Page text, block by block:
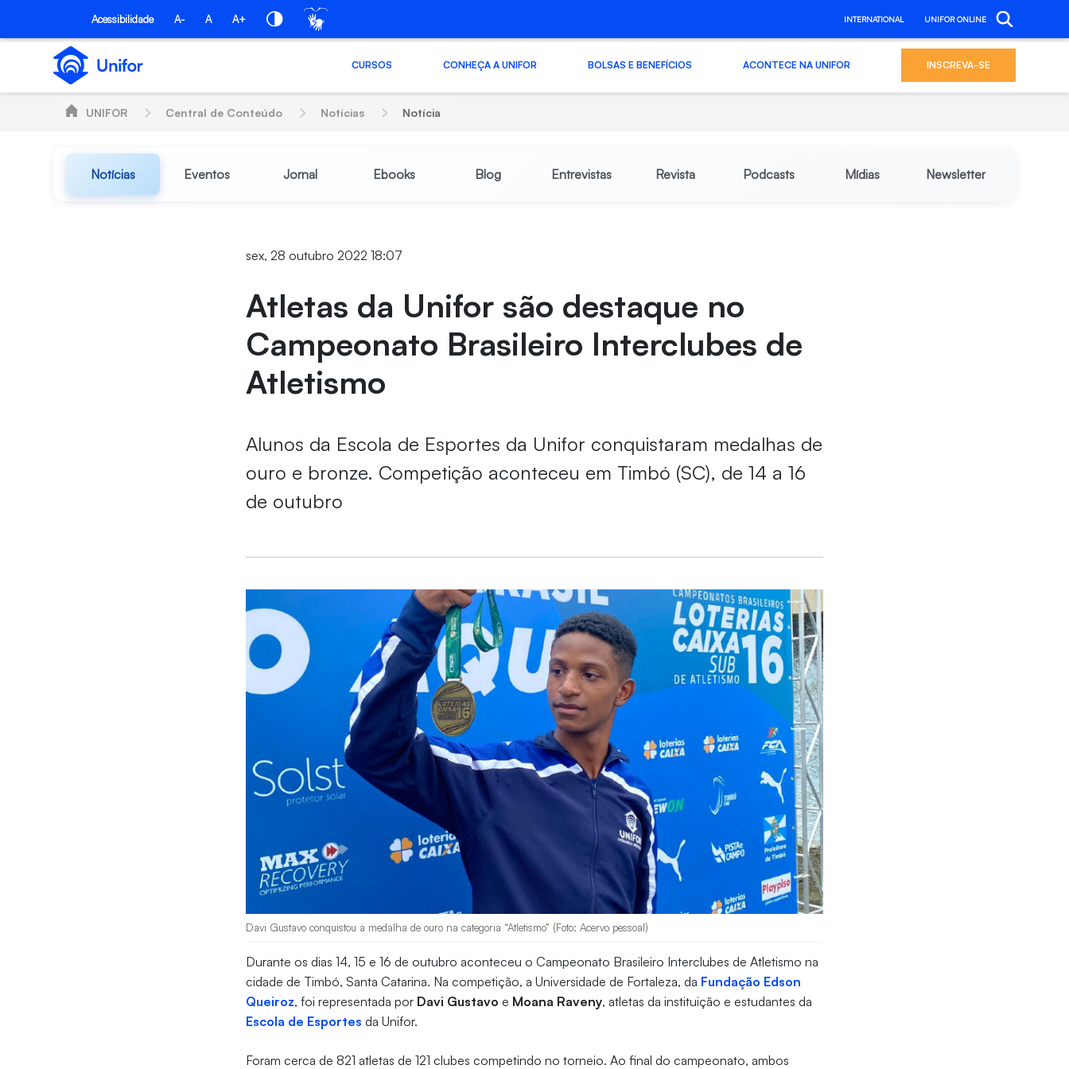
Pular para o Conteúdo principal
Acessibilidade A- A A+ INTERNATIONAL UNIFOR ONLINE
CURSOS CONHEÇA A UNIFOR BOLSAS E BENEFÍCIOS ACONTECE NA UNIFOR INSCREVA-SE
UNIFOR Central de Conteúdo Notícias Notícia
Notícias Eventos Jornal Ebooks Blog Entrevistas Revista Podcasts Mídias Newsletter
sex, 28 outubro 2022 18:07
Atletas da Unifor são destaque no
Campeonato Brasileiro Interclubes de
Atletismo
Alunos da Escola de Esportes da Unifor conquistaram medalhas de
ouro e bronze. Competição aconteceu em Timbó (SC), de 14 a 16
de outubro
Davi Gustavo conquistou a medalha de ouro na categoria “Atletismo” (Foto: Acervo pessoal)
Durante os dias 14, 15 e 16 de outubro aconteceu o Campeonato Brasileiro Interclubes de Atletismo na
cidade de Timbó, Santa Catarina. Na competição, a Universidade de Fortaleza, da Fundação Edson
Queiroz, foi representada por Davi Gustavo e Moana Raveny, atletas da instituição e estudantes da
Escola de Esportes da Unifor.
Foram cerca de 821 atletas de 121 clubes competindo no torneio. Ao final do campeonato, ambos